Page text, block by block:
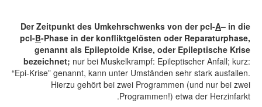
Der Zeitpunkt des Umkehrschwenks von der pcl-A– in die
pcl-B-Phase in der konfliktgelösten oder Reparaturphase,
genannt als Epileptoide Krise, oder Epileptische Krise
bezeichnet; nur bei Muskelkrampf: Epileptischer Anfall; kurz:
“Epi-Krise” genannt, kann unter Umständen sehr stark ausfallen.
Hierzu gehört bei zwei Programmen (und nur bei zwei
Programmen!) etwa der Herzinfarkt.